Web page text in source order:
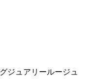
ジュアリールージュ